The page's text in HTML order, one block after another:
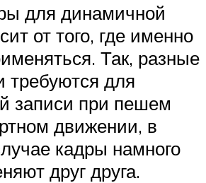
для динамичной
от того, где именно
Так, разные
требуются для
записи при пешем
движении, в
кадры намного
друг друга.